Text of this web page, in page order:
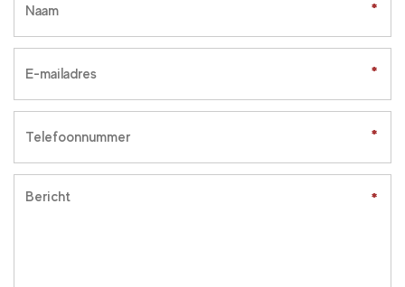
*
*
*
*
*
*
*
*